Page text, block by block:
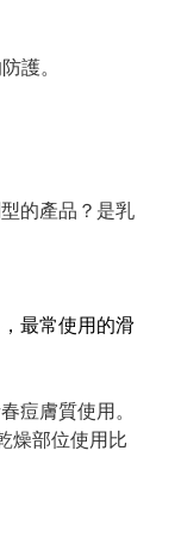
護。
的產品？是乳
最常使用的滑
痘膚質使用。
燥部位使用比